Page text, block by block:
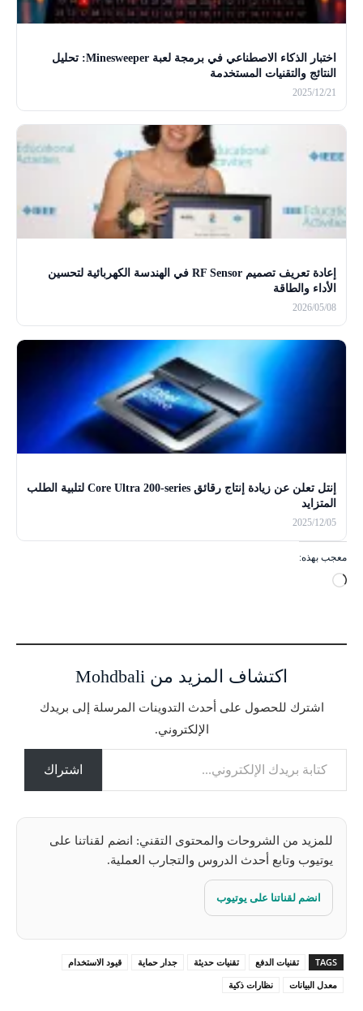
اختبار الذكاء الاصطناعي في برمجة لعبة Minesweeper: تحليل
النتائج والتقنيات المستخدمة
2025/12/21
إعادة تعريف تصميم RF Sensor في الهندسة الكهربائية لتحسين
الأداء والطاقة
2026/05/08
إنتل تعلن عن زيادة إنتاج رقائق Core Ultra 200-series لتلبية الطلب
المتزايد
2025/12/05
معجب بهذه:
ج
ي
ل
اكتشاف المزيد من Mohdbali
اشترك للحصول على أحدث التدوينات المرسلة إلى بريدك
الإلكتروني.
كتابة بريدك الإلكتروني...
اشتراك
للمزيد من الشروحات والمحتوى التقني: انضم لقناتنا على
يوتيوب وتابع أحدث الدروس والتجارب العملية.
انضم لقناتنا على يوتيوب
TAGS تقنيات الدفع تقنيات حديثة جدار حماية
قيود الاستخدام
معدل البيانات
نظارات ذكية